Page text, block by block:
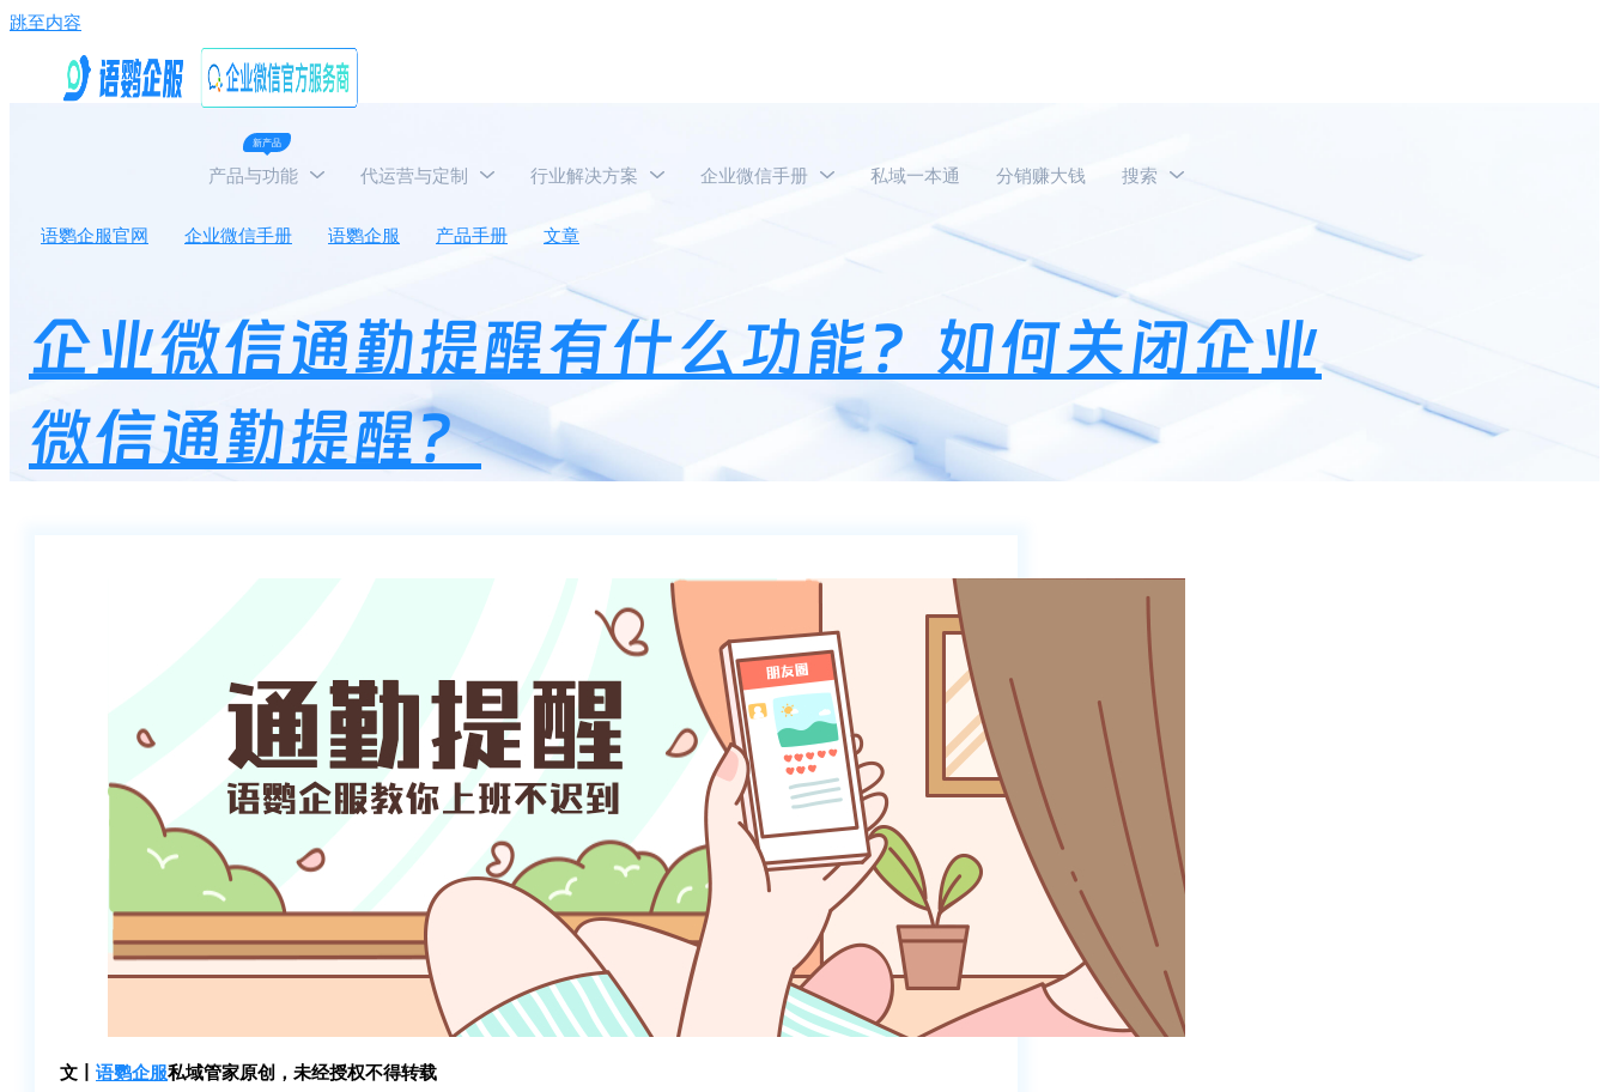
跳至内容
新产品
产品与功能 代运营与定制 行业解决方案 企业微信手册 私域一本通 分销赚大钱 搜索
语鹦企服官网 企业微信手册 语鹦企服 产品手册 文章 企业微信通勤提醒有什么功能？如何关闭企业微信通勤提醒？
企业微信通勤提醒有什么功能？如何关闭企业
微信通勤提醒？
文丨 语鹦企服私域管家原创，未经授权不得转载